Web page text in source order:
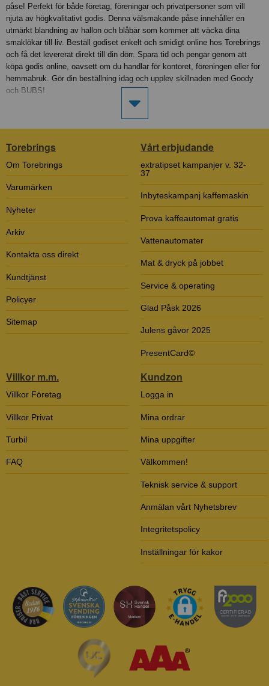
påse! Perfekt för både företag, föreningar och privatpersoner som vill
njuta av högkvalitativt godis. Denna välsmakande påse innehåller en
utmärkt blandning av hallon och blåbär som kommer att väcka dina
smaklökar till liv. Beställ godiset enkelt och smidigt online hos Torebrings
och få det levererat direkt till din dörr. Spara tid och pengar genom att
köpa godis online, oavsett om du handlar för kontoret, föreningen eller för
hemmabruk. Gör din beställning idag och upplev skillnaden med Goody
och BUBS!
Torebrings
Om Torebrings
Varumärken
Nyheter
Arkiv
Kontakta oss direkt
Kundtjänst
Policyer
Sitemap
Vårt erbjudande
extratipset kampanjer v. 32-
37
Inbyteskampanj kaffemaskin
Prova kaffeautomat gratis
Vattenautomater
Mat & dryck på jobbet
Service & operating
Glad Påsk 2026
Julens gåvor 2025
PresentCard©
Villkor m.m.
Villkor Företag
Villkor Privat
Turbil
FAQ
Kundzon
Logga in
Mina ordrar
Mina uppgifter
Välkommen!
Teknisk service & support
Anmälan vårt Nyhetsbrev
Integritetspolicy
Inställningar för kakor